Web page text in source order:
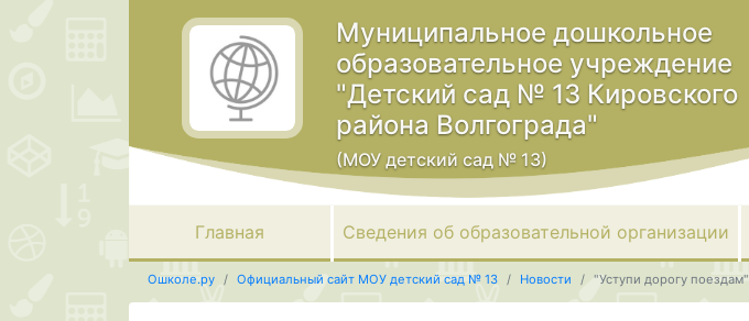
Муниципальное дошкольное
образовательное учреждение
"Детский сад № 13 Кировского
района Волгограда"
(МОУ детский сад № 13)
Главная Сведения об образовательной организации
Ошколе.ру Официальный сайт МОУ детский сад № 13 Новости "Уступи дорогу поездам"